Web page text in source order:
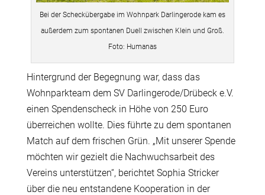
Bei der Scheckübergabe im Wohnpark Darlingerode kam es
außerdem zum spontanen Duell zwischen Klein und Groß.
Foto: Humanas
Hintergrund der Begegnung war, dass das
Wohnparkteam dem SV Darlingerode/Drübeck e.V.
einen Spendenscheck in Höhe von 250 Euro
überreichen wollte. Dies führte zu dem spontanen
Match auf dem frischen Grün. „Mit unserer Spende
möchten wir gezielt die Nachwuchsarbeit des
Vereins unterstützen“, berichtet Sophia Stricker
über die neu entstandene Kooperation in der